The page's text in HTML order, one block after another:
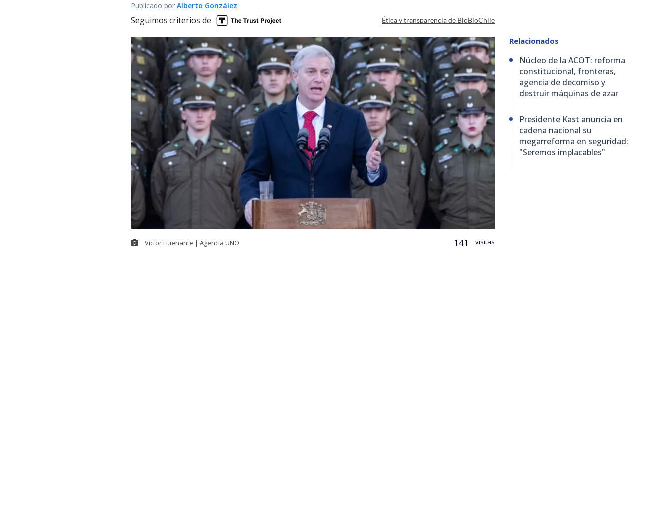
Publicado por Alberto González
Seguimos criterios de Ética y transparencia de BioBioChile
Victor Huenante | Agencia UNO 141 visitas
Relacionados
Núcleo de la ACOT: reforma
constitucional, fronteras,
agencia de decomiso y
destruir máquinas de azar
Presidente Kast anuncia en
cadena nacional su
megarreforma en seguridad:
"Seremos implacables"